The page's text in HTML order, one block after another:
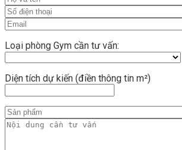
Loại phòng Gym cần tư vấn:
Diện tích dự kiến (điền thông tin m²)